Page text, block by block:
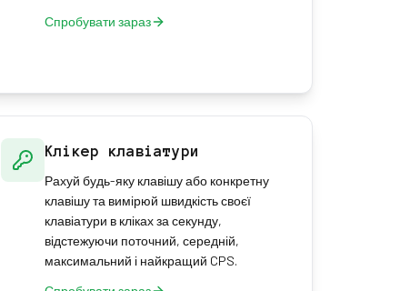
Спробувати зараз
Клікер клавіатури
Рахуй будь-яку клавішу або конкретну
клавішу та вимірюй швидкість своєї
клавіатури в кліках за секунду,
відстежуючи поточний, середній,
максимальний і найкращий CPS.